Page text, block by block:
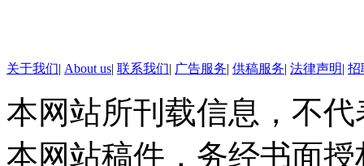
裤”，千万不要以为这是我们平
的“毛裤”指的是将毛衣当成裤
裤”穿出来的样子还是不错的。
关于我们| About us| 联系我们| 广告服务| 供稿服务| 法律声明| 招
本网站所刊载信息，不
本网站稿件，务经书面授